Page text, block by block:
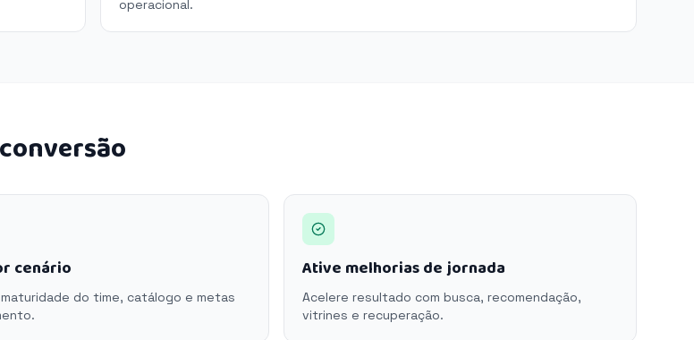
operacional.
cenário
do time, catálogo e metas
Ative melhorias de jornada
Acelere resultado com busca, recomendação,
vitrines e recuperação.